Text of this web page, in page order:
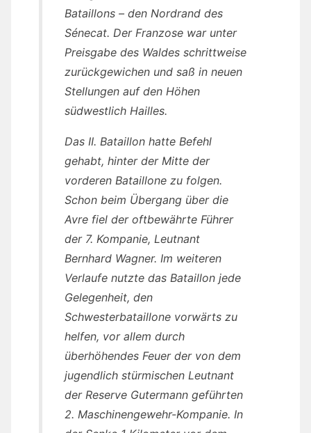
Bataillons – den Nordrand des
Sénecat. Der Franzose war unter
Preisgabe des Waldes schrittweise
zurückgewichen und saß in neuen
Stellungen auf den Höhen
südwestlich Hailles.
Das II. Bataillon hatte Befehl
gehabt, hinter der Mitte der
vorderen Bataillone zu folgen.
Schon beim Übergang über die
Avre fiel der oftbewährte Führer
der 7. Kompanie, Leutnant
Bernhard Wagner. Im weiteren
Verlaufe nutzte das Bataillon jede
Gelegenheit, den
Schwesterbataillone vorwärts zu
helfen, vor allem durch
überhöhendes Feuer der von dem
jugendlich stürmischen Leutnant
der Reserve Gutermann geführten
2. Maschinengewehr-Kompanie. In